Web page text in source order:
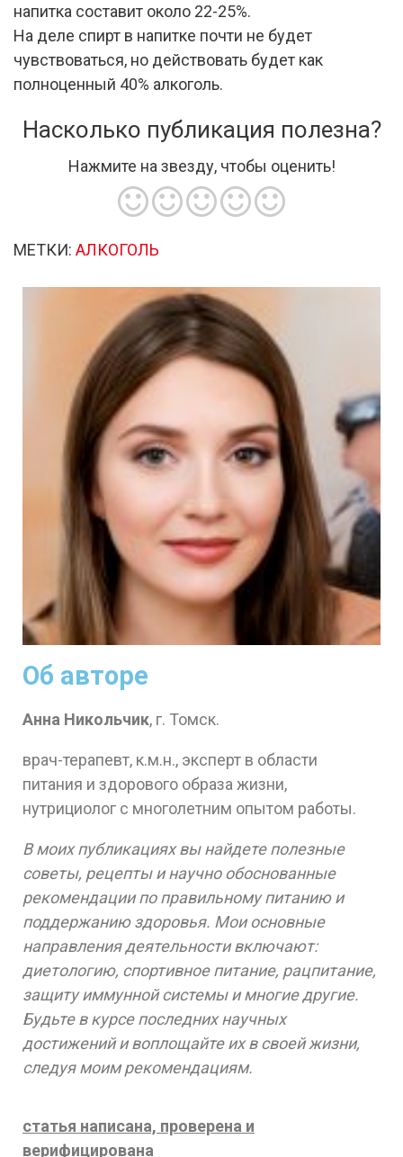
напитка составит около 22-25%.
На деле спирт в напитке почти не будет
чувствоваться, но действовать будет как
полноценный 40% алкоголь.
Насколько публикация полезна?
Нажмите на звезду, чтобы оценить!
МЕТКИ: АЛКОГОЛЬ
Об авторе
Анна Никольчик, г. Томск.
врач-терапевт, к.м.н., эксперт в области
питания и здорового образа жизни,
нутрициолог с многолетним опытом работы.
В моих публикациях вы найдете полезные
советы, рецепты и научно обоснованные
рекомендации по правильному питанию и
поддержанию здоровья. Мои основные
направления деятельности включают:
диетологию, спортивное питание, рацпитание,
защиту иммунной системы и многие другие.
Будьте в курсе последних научных
достижений и воплощайте их в своей жизни,
следуя моим рекомендациям.
статья написана, проверена и
верифицирована